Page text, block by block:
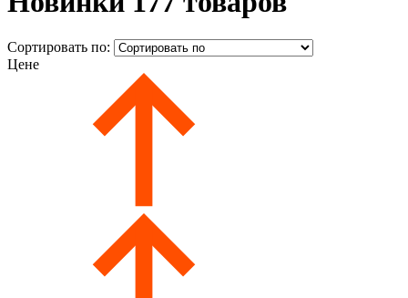
Сортировать по:
Цене